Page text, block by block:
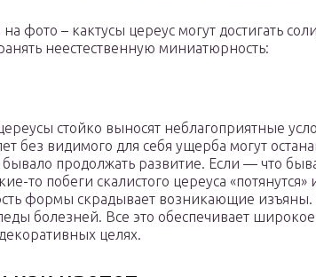
фото – кактусы цереус могут достигать
неестественную миниатюрность:
стойко выносят неблагоприятные
без видимого для себя ущерба могут
продолжать развитие. Если — что
то побеги скалистого цереуса «потянутся»
формы скрадывает возникающие изъяны.
болезней. Все это обеспечивает широкое
целях.